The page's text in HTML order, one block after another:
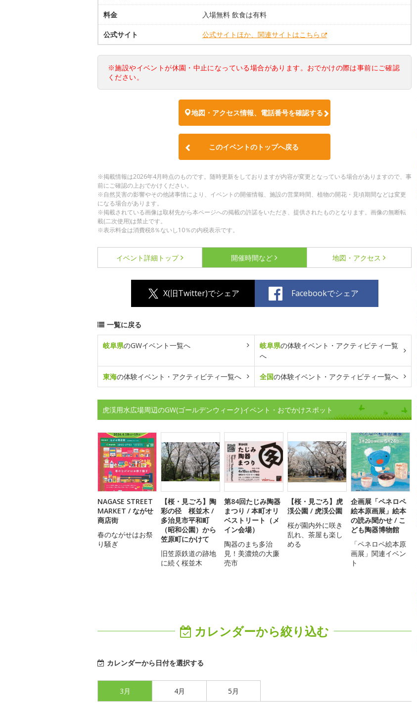
料金 入場無料 飲食は有料
公式サイト 公式サイトほか、関連サイトはこちら
※施設やイベントが休園・中止になっている場合があります。おでかけの際は事前にご確認
ください。
地図・アクセス情報、電話番号を確認する
このイベントのトップへ戻る
※掲載情報は2026年4月時点のものです。随時更新をしておりますが内容が変更となっている場合がありますので、事
前にご確認の上おでかけください。
※自然災害の影響やその他諸事情により、イベントの開催情報、施設の営業時間、植物の開花・見頃期間などは変更
になる場合があります。
※掲載されている画像は取材先から本ページへの掲載の許諾をいただき、提供されたものとなります。画像の無断転
載(二次使用)は禁止です。
※表示料金は消費税8％ないし10％の内税表示です。
イベント詳細 トップ 開催時間など 地図・アクセス
X(旧Twitter)でシェア Facebookでシェア
一覧に戻る
岐阜県のGWイベント一覧へ 岐阜県の体験イベント・アクティビティ一覧
へ
東海の体験イベント・アクティビティ一覧へ 全国の体験イベント・アクティビティ一覧へ
虎渓用水広場周辺のGW(ゴールデンウィーク)イベント・おでかけスポット
NAGASE STREET
MARKET / ながせ
商店街
春のながせはお祭
り騒ぎ
【桜・見ごろ】陶
彩の径 桜並木 /
多治見市平和町
（昭和公園）から
笠原町にかけて
旧笠原鉄道の跡地
に続く桜並木
第84回たじみ陶器
まつり / 本町オリ
ベストリート（メ
イン会場）
陶器のまち多治
見！美濃焼の大廉
売市
【桜・見ごろ】虎
渓公園 / 虎渓公園
桜が園内外に咲き
乱れ、茶屋も楽し
める
企画展「ペネロペ
絵本原画展」絵本
の読み聞かせ / こ
ども陶器博物館
「ペネロペ絵本原
画展」関連イベン
ト
カレンダーから絞り込む
カレンダーから日付を選択する
3月 4月 5月